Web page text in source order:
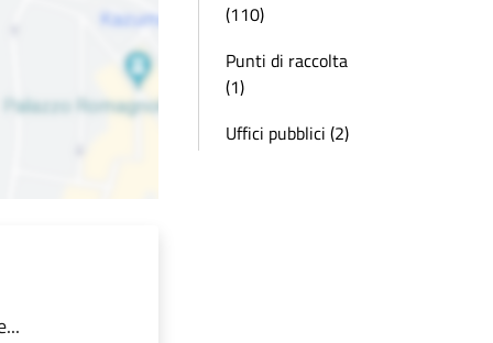
(110)
Punti di raccolta
(1)
Uffici pubblici (2)